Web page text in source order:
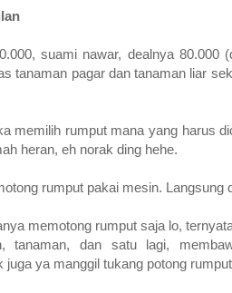
suami nawar, dealnya
tanaman pagar dan tanaman liar
memilih rumput mana yang harus
heran, eh norak ding hehe.
rumput pakai mesin. Langsung
memotong rumput saja lo,
tanaman, dan satu lagi,
ya manggil tukang potong